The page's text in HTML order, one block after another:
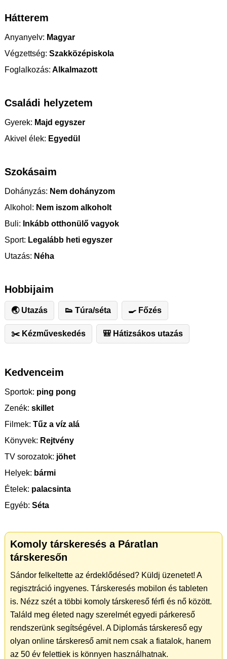
Hátterem
Anyanyelv: Magyar
Végzettség: Szakközépiskola
Foglalkozás: Alkalmazott
Családi helyzetem
Gyerek: Majd egyszer
Akivel élek: Egyedül
Szokásaim
Dohányzás: Nem dohányzom
Alkohol: Nem iszom alkoholt
Buli: Inkább otthonülő vagyok
Sport: Legalább heti egyszer
Utazás: Néha
Hobbijaim
🌏 Utazás 👟 Túra/séta 🍳 Főzés
✂️ ️Kézműveskedés 🎒 Hátizsákos utazás
Kedvenceim
Sportok: ping pong
Zenék: skillet
Filmek: Tűz a víz alá
Könyvek: Rejtvény
TV sorozatok: jöhet
Helyek: bármi
Ételek: palacsinta
Egyéb: Séta
Komoly társkeresés a Páratlan
társkeresőn
Sándor felkeltette az érdeklődésed? Küldj üzenetet! A
regisztráció ingyenes. Társkeresés mobilon és tableten
is. Nézz szét a többi komoly társkereső férfi és nő között.
Találd meg életed nagy szerelmét egyedi párkereső
rendszerünk segítségével. A Diplomás társkereső egy
olyan online társkereső amit nem csak a fiatalok, hanem
az 50 év felettiek is könnyen használhatnak.